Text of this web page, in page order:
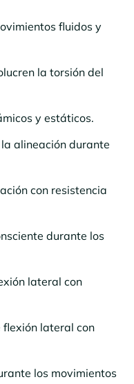
fluidos y
la torsión del
y estáticos.
alineación durante
con resistencia
durante los
lateral con
flexión lateral con
los movimientos